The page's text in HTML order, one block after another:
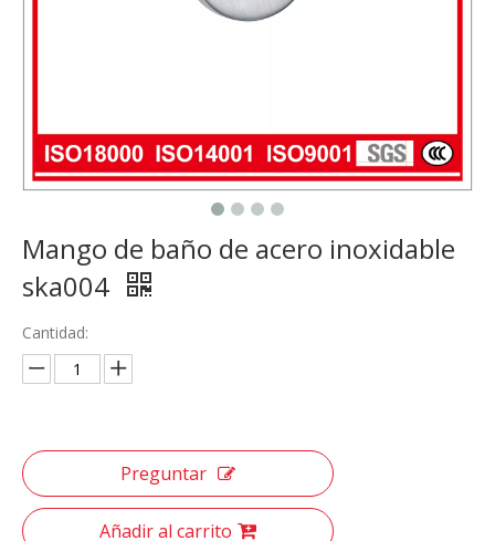
Mango de baño de acero inoxidable
ska004
Cantidad:
Preguntar
Añadir al carrito